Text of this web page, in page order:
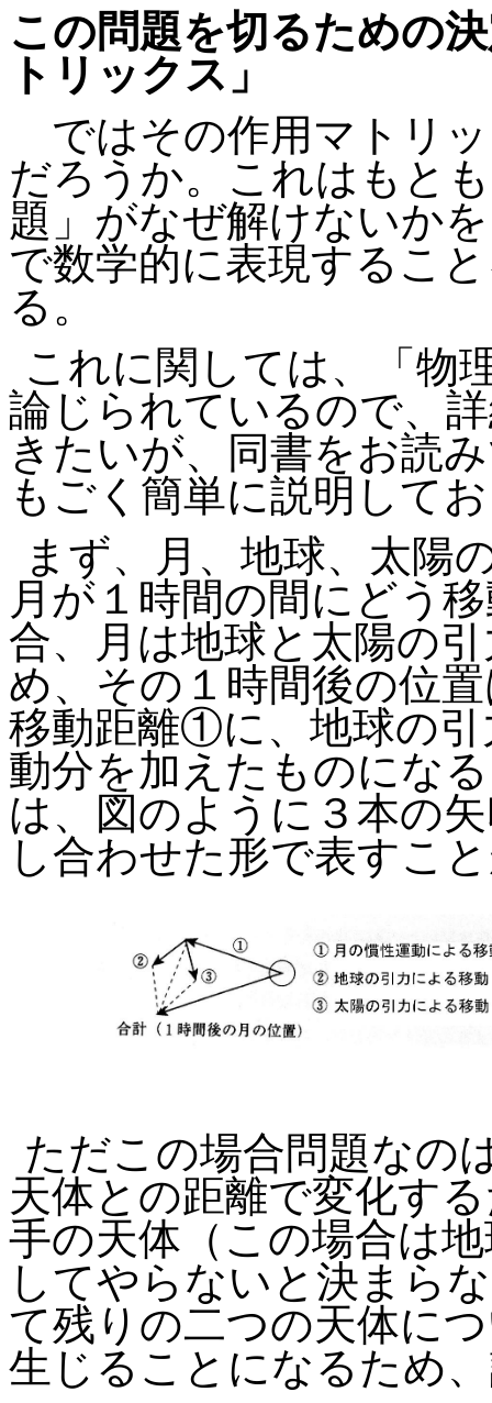
この問題を切るための
トリックス」
ではその作用マトリ
だろうか。これはもと
題」がなぜ解けないか
で数学的に表現するこ
る。
これに関しては、「物
論じられているので、
きたいが、同書をお読
もごく簡単に説明して
まず、月、地球、太陽
月が１時間の間にどう
合、月は地球と太陽の
め、その１時間後の位
移動距離①に、地球の
動分を加えたものにな
は、図のように３本の
し合わせた形で表すこ
ただこの場合問題なの
天体との距離で変化す
手の天体（この場合は
してやらないと決まら
て残りの二つの天体に
生じることになるため